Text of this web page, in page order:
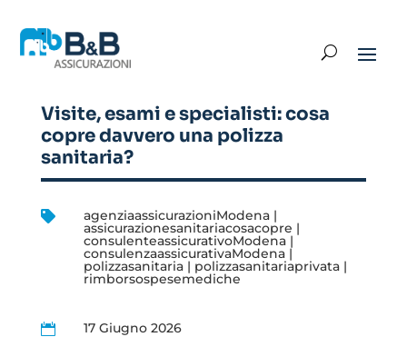
Visite, esami e specialisti: cosa
copre davvero una polizza
sanitaria?
 agenziaassicurazioniModena|
assicurazionesanitariacosacopre |
consulenteassicurativoModena|
consulenzaassicurativaModena|
polizzasanitaria| polizzasanitariaprivata|
rimborsospesemediche
 17 Giugno 2026